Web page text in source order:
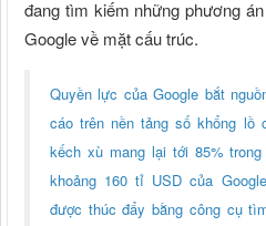
đang tìm kiếm những phương
Google về mặt cấu trúc.
Quyền lực của Google bắt
cáo trên nền tảng số khổng lồ
kếch xù mang lại tới 85%
khoảng 160 tỉ USD của
được thúc đẩy bằng công cụ